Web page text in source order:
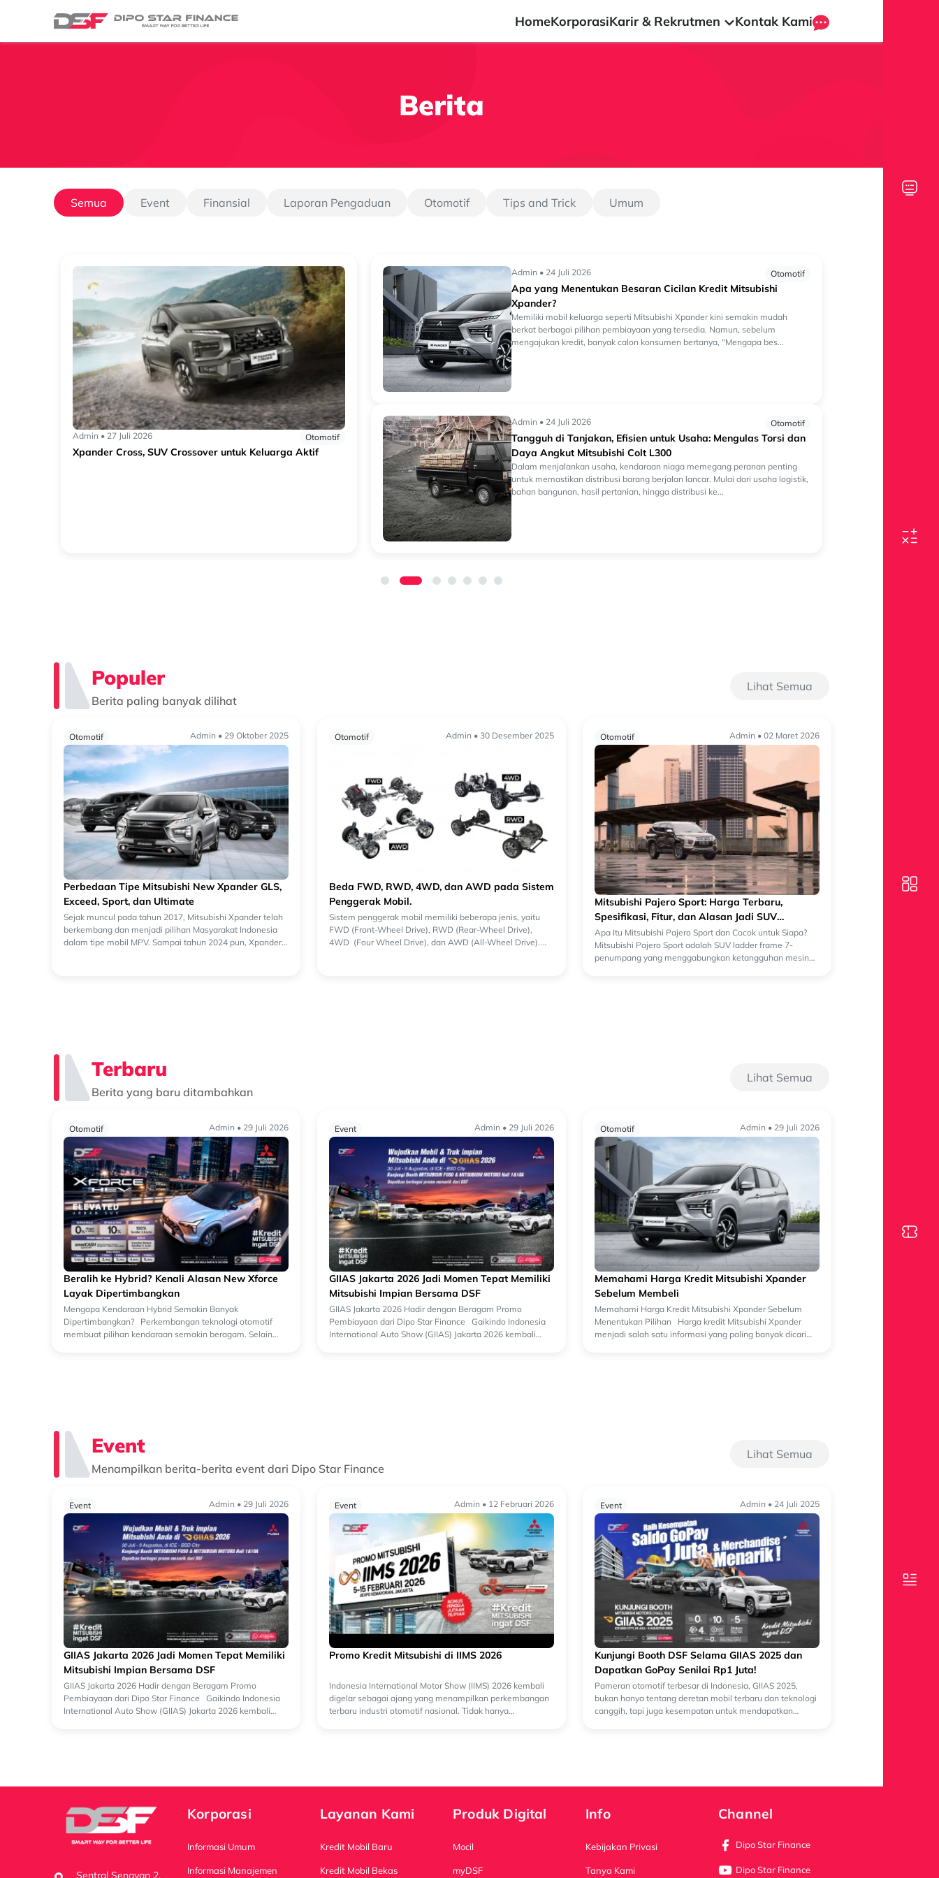
HomeKorporasiKarir & Rekrutmen Kontak Kami
Berita
Semua Event Finansial Laporan Pengaduan Otomotif Tips and Trick Umum
Admin • 27 Juli 2026 Otomotif
Xpander Cross, SUV Crossover untuk Keluarga Aktif
Admin • 24 Juli 2026 Otomotif
Apa yang Menentukan Besaran Cicilan Kredit Mitsubishi
Xpander?
Memiliki mobil keluarga seperti Mitsubishi Xpander kini semakin mudah
berkat berbagai pilihan pembiayaan yang tersedia. Namun, sebelum
mengajukan kredit, banyak calon konsumen bertanya, "Mengapa bes...
Admin • 24 Juli 2026 Otomotif
Tangguh di Tanjakan, Efisien untuk Usaha: Mengulas Torsi dan
Daya Angkut Mitsubishi Colt L300
Dalam menjalankan usaha, kendaraan niaga memegang peranan penting
untuk memastikan distribusi barang berjalan lancar. Mulai dari usaha logistik,
bahan bangunan, hasil pertanian, hingga distribusi ke...
Populer
Berita paling banyak dilihat
Lihat Semua
Otomotif Admin • 29 Oktober 2025
Perbedaan Tipe Mitsubishi New Xpander GLS,
Exceed, Sport, dan Ultimate
Sejak muncul pada tahun 2017, Mitsubishi Xpander telah
berkembang dan menjadi pilihan Masyarakat Indonesia
dalam tipe mobil MPV. Sampai tahun 2024 pun, Xpander
Otomotif Admin • 30 Desember 2025
Beda FWD, RWD, 4WD, dan AWD pada Sistem
Penggerak Mobil.
Sistem penggerak mobil memiliki beberapa jenis, yaitu
FWD (Front-Wheel Drive), RWD (Rear-Wheel Drive),
4WD (Four Wheel Drive), dan AWD (All-Wheel Drive).
Otomotif Admin • 02 Maret 2026
Mitsubishi Pajero Sport: Harga Terbaru,
Spesifikasi, Fitur, dan Alasan Jadi SUV
Tangguh Favorit
Apa Itu Mitsubishi Pajero Sport dan Cocok untuk Siapa?
Mitsubishi Pajero Sport adalah SUV ladder frame 7-
penumpang yang menggabungkan ketangguhan mesin
Terbaru
Berita yang baru ditambahkan
Lihat Semua
Otomotif Admin • 29 Juli 2026
Beralih ke Hybrid? Kenali Alasan New Xforce
Layak Dipertimbangkan
Mengapa Kendaraan Hybrid Semakin Banyak
Dipertimbangkan? Perkembangan teknologi otomotif
membuat pilihan kendaraan semakin beragam. Selain
Event Admin • 29 Juli 2026
GIIAS Jakarta 2026 Jadi Momen Tepat Memiliki
Mitsubishi Impian Bersama DSF
GIIAS Jakarta 2026 Hadir dengan Beragam Promo
Pembiayaan dari Dipo Star Finance Gaikindo Indonesia
International Auto Show (GIIAS) Jakarta 2026 kembali
Otomotif Admin • 29 Juli 2026
Memahami Harga Kredit Mitsubishi Xpander
Sebelum Membeli
Memahami Harga Kredit Mitsubishi Xpander Sebelum
Menentukan Pilihan Harga kredit Mitsubishi Xpander
menjadi salah satu informasi yang paling banyak dicari
Event
Menampilkan berita-berita event dari Dipo Star Finance
Lihat Semua
Event Admin • 29 Juli 2026
GIIAS Jakarta 2026 Jadi Momen Tepat Memiliki
Mitsubishi Impian Bersama DSF
GIIAS Jakarta 2026 Hadir dengan Beragam Promo
Pembiayaan dari Dipo Star Finance Gaikindo Indonesia
International Auto Show (GIIAS) Jakarta 2026 kembali
Event Admin • 12 Februari 2026
Promo Kredit Mitsubishi di IIMS 2026
Indonesia International Motor Show (IIMS) 2026 kembali
digelar sebagai ajang yang menampilkan perkembangan
terbaru industri otomotif nasional. Tidak hanya
Event Admin • 24 Juli 2025
Kunjungi Booth DSF Selama GIIAS 2025 dan
Dapatkan GoPay Senilai Rp1 Juta!
Pameran otomotif terbesar di Indonesia, GIIAS 2025,
bukan hanya tentang deretan mobil terbaru dan teknologi
canggih, tapi juga kesempatan untuk mendapatkan
Sentral Senayan 2,
Korporasi
Informasi Umum
Informasi Manajemen
Layanan Kami
Kredit Mobil Baru
Kredit Mobil Bekas
Produk Digital
Mocil
myDSF
Info
Kebijakan Privasi
Tanya Kami
Channel
Dipo Star Finance
Dipo Star Finance